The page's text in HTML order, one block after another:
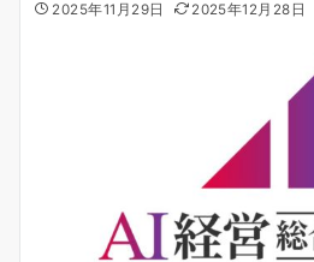
2025年11月29日 2025年12月28日